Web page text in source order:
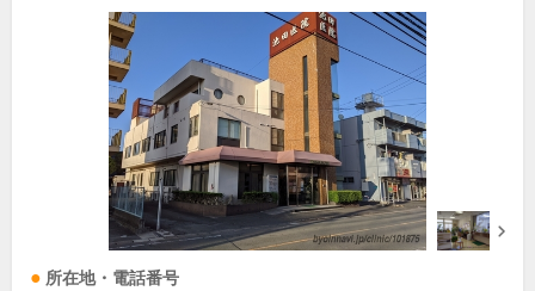
所在地・電話番号